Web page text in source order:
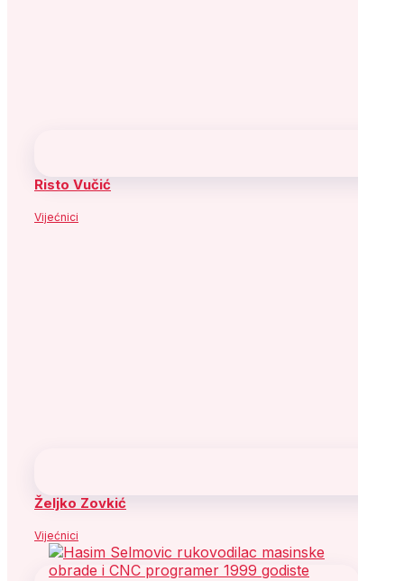
Risto Vučić
Vijećnici
Željko Zovkić
Vijećnici